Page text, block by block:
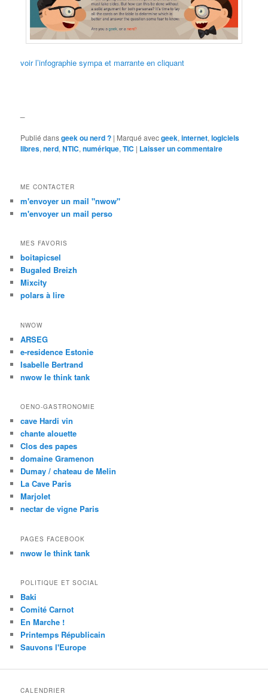
voir l’infographie sympa et marrante en cliquant
Publié dansgeek ou nerd ? | Marqué avecgeek,internet,logiciels
libres,nerd,NTIC,numérique,TIC | Laisser un commentaire
ME CONTACTER
m'envoyer un mail "nwow"
m'envoyer un mail perso
MES FAVORIS
boitapicsel
Bugaled Breizh
Mixcity
polars à lire
NWOW
ARSEG
e-residence Estonie
Isabelle Bertrand
nwow le think tank
OENO-GASTRONOMIE
cave Hardi vin
chante alouette
Clos des papes
domaine Gramenon
Dumay / chateau de Melin
La Cave Paris
Marjolet
nectar de vigne Paris
PAGES FACEBOOK
nwow le think tank
POLITIQUE ET SOCIAL
Baki
Comité Carnot
En Marche !
Printemps Républicain
Sauvons l'Europe
CALENDRIER